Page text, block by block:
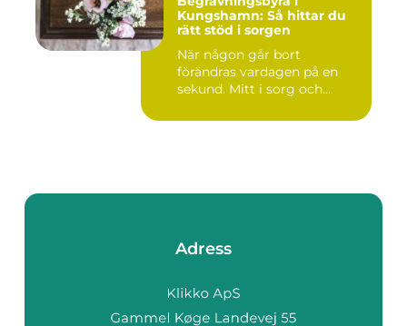
Kungshamn: Så hittar du
rätt stöd i sorgen
När någon går bort
förändras vardagen på en
sekund. Mitt i sorg och...
Adress